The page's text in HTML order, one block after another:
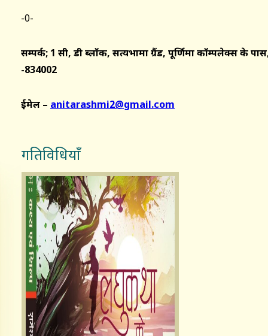
-0-
सम्पर्क; 1 सी, डी ब्लॉक, सत्यभामा ग्रैंड, पूर्णिमा कॉम्पलेक्स के
-834002
ईमेल – anitarashmi2@gmail.com
गतिविधियाँ